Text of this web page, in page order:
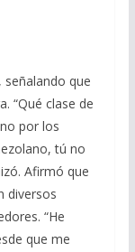
que
“Qué clase de
por los
tú no
Afirmó que
diversos
“He
que me